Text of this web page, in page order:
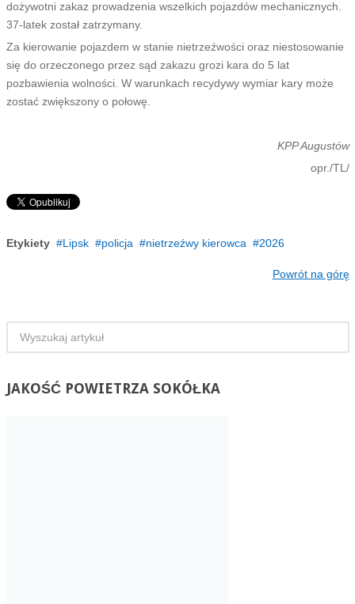
dożywotni zakaz prowadzenia wszelkich pojazdów mechanicznych.
37-latek został zatrzymany.
Za kierowanie pojazdem w stanie nietrzeźwości oraz niestosowanie
się do orzeczonego przez sąd zakazu grozi kara do 5 lat
pozbawienia wolności. W warunkach recydywy wymiar kary może
zostać zwiększony o połowę.
KPP Augustów
opr./TL/
Etykiety Lipsk policja nietrzeźwy kierowca 2026
Powrót na górę
JAKOŚĆPOWIETRZA SOKÓŁKA